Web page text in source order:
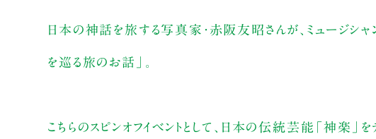
日本の神話を旅する写真家・赤阪友昭さんが、ミュージシ
を巡る旅のお話」。
こちらのスピンオフイベントとして、日本の伝統芸能「神楽」